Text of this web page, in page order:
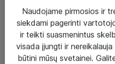
Paslaugos
Sprendimai
Įgyvendinti projektai
Naudojame pirmosios ir
siekdami pagerinti
ir teikti suasmenintus
visada įjungti ir
būtini mūsų svetainei.